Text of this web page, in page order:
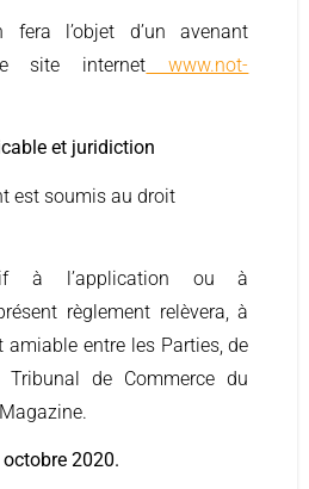
fera l’objet d’un avenant
site internet www.not-
et juridiction
est soumis au droit
à l’application ou à
règlement relèvera, à
amiable entre les Parties, de
de Commerce du
2020.